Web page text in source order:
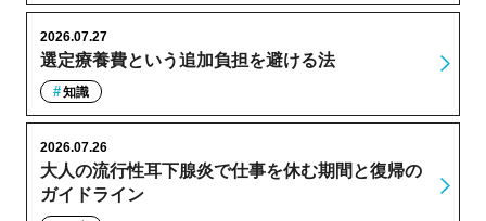
選定療養費という追加負担を避ける法
2026.07.27
知識
大人の流行性耳下腺炎で仕事を休む期間と復帰の
ガイドライン
2026.07.26